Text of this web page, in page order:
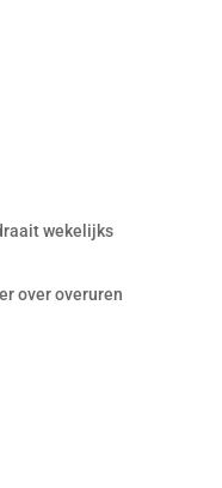
wekelijks
over overuren